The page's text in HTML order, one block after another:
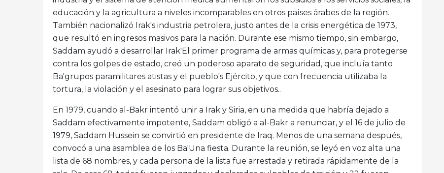
educación y la agricultura a niveles incomparables en otros países árabes de la región.
También nacionalizó Irak's industria petrolera, justo antes de la crisis energética de 1973,
que resultó en ingresos masivos para la nación. Durante ese mismo tiempo, sin embargo,
Saddam ayudó a desarrollar Irak'El primer programa de armas químicas y, para protegerse
contra los golpes de estado, creó un poderoso aparato de seguridad, que incluía tanto
Ba'grupos paramilitares atistas y el pueblo's Ejército, y que con frecuencia utilizaba la
tortura, la violación y el asesinato para lograr sus objetivos..
En 1979, cuando al-Bakr intentó unir a Irak y Siria, en una medida que habría dejado a
Saddam efectivamente impotente, Saddam obligó a al-Bakr a renunciar, y el 16 de julio de
1979, Saddam Hussein se convirtió en presidente de Iraq. Menos de una semana después,
convocó a una asamblea de los Ba'Una fiesta. Durante la reunión, se leyó en voz alta una
lista de 68 nombres, y cada persona de la lista fue arrestada y retirada rápidamente de la